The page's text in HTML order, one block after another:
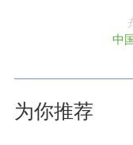
中
为你推荐